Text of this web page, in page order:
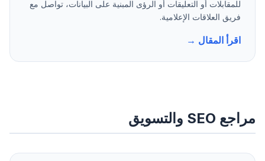
للمقابلات أو التعليقات أو الرؤى المبنية على البيانات، تواصل مع
فريق العلاقات الإعلامية.
اقرأ المقال →
مراجع SEO والتسويق